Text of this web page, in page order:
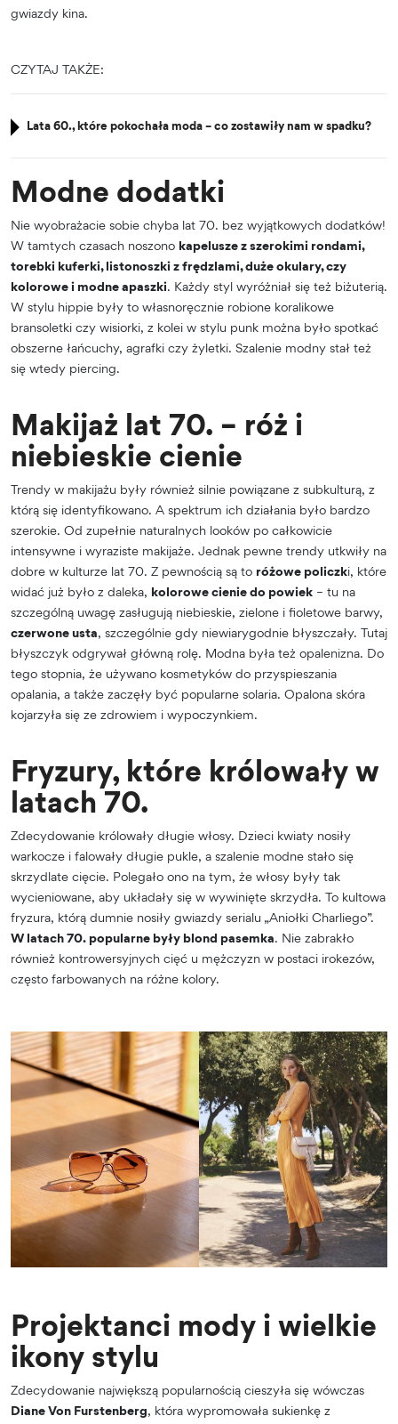
gwiazdy kina.
CZYTAJ TAKŻE:
Lata 60., które pokochała moda – co zostawiły nam w spadku?
Modne dodatki
Nie wyobrażacie sobie chyba lat 70. bez wyjątkowych dodatków!
W tamtych czasach noszono kapelusze z szerokimi rondami,
torebki kuferki, listonoszki z frędzlami, duże okulary, czy
kolorowe i modne apaszki. Każdy styl wyróżniał się też biżuterią.
W stylu hippie były to własnoręcznie robione koralikowe
bransoletki czy wisiorki, z kolei w stylu punk można było spotkać
obszerne łańcuchy, agrafki czy żyletki. Szalenie modny stał też
się wtedy piercing.
Makijaż lat 70. – róż i
niebieskie cienie
Trendy w makijażu były również silnie powiązane z subkulturą, z
którą się identyfikowano. A spektrum ich działania było bardzo
szerokie. Od zupełnie naturalnych looków po całkowicie
intensywne i wyraziste makijaże. Jednak pewne trendy utkwiły na
dobre w kulturze lat 70. Z pewnością są to różowe policzki, które
widać już było z daleka, kolorowe cienie do powiek – tu na
szczególną uwagę zasługują niebieskie, zielone i fioletowe barwy,
czerwone usta, szczególnie gdy niewiarygodnie błyszczały. Tutaj
błyszczyk odgrywał główną rolę. Modna była też opalenizna. Do
tego stopnia, że używano kosmetyków do przyspieszania
opalania, a także zaczęły być popularne solaria. Opalona skóra
kojarzyła się ze zdrowiem i wypoczynkiem.
Fryzury, które królowały w
latach 70.
Zdecydowanie królowały długie włosy. Dzieci kwiaty nosiły
warkocze i falowały długie pukle, a szalenie modne stało się
skrzydlate cięcie. Polegało ono na tym, że włosy były tak
wycieniowane, aby układały się w wywinięte skrzydła. To kultowa
fryzura, którą dumnie nosiły gwiazdy serialu „Aniołki Charliego”.
W latach 70. popularne były blond pasemka. Nie zabrakło
również kontrowersyjnych cięć u mężczyzn w postaci irokezów,
często farbowanych na różne kolory.
Projektanci mody i wielkie
ikony stylu
Zdecydowanie największą popularnością cieszyła się wówczas
Diane Von Furstenberg, która wypromowała sukienkę z